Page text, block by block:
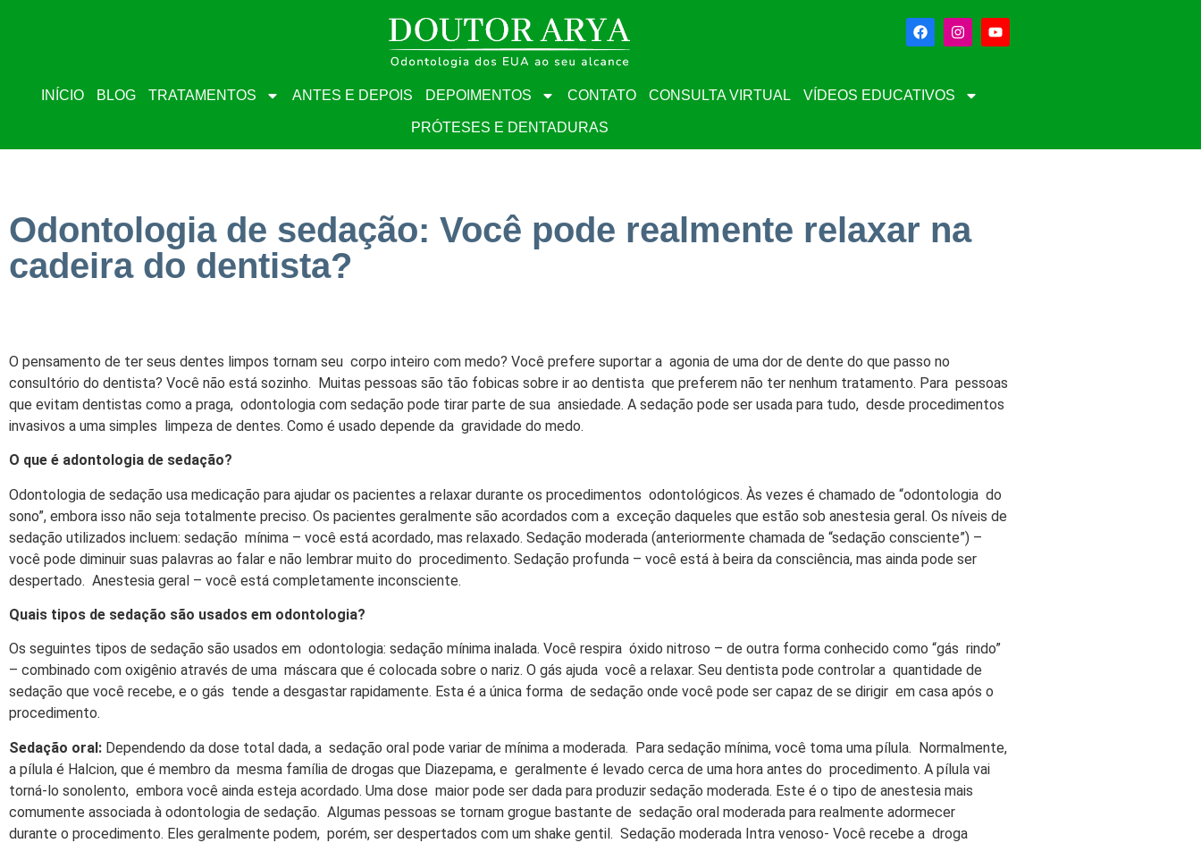
INÍCIO BLOG TRATAMENTOS ANTES E DEPOIS DEPOIMENTOS CONTATO CONSULTA VIRTUAL VÍDEOS EDUCATIVOS
PRÓTESES E DENTADURAS
Odontologia de sedação: Você pode realmente relaxar na
cadeira do dentista?
O pensamento de ter seus dentes limpos tornam seu corpo inteiro com medo? Você prefere suportar a agonia de uma dor de dente do que passo no
consultório do dentista? Você não está sozinho. Muitas pessoas são tão fobicas sobre ir ao dentista que preferem não ter nenhum tratamento. Para pessoas
que evitam dentistas como a praga, odontologia com sedação pode tirar parte de sua ansiedade. A sedação pode ser usada para tudo, desde procedimentos
invasivos a uma simples limpeza de dentes. Como é usado depende da gravidade do medo.
O que é adontologia de sedação?
Odontologia de sedação usa medicação para ajudar os pacientes a relaxar durante os procedimentos odontológicos. Às vezes é chamado de “odontologia do
sono”, embora isso não seja totalmente preciso. Os pacientes geralmente são acordados com a exceção daqueles que estão sob anestesia geral. Os níveis de
sedação utilizados incluem: sedação mínima – você está acordado, mas relaxado. Sedação moderada (anteriormente chamada de “sedação consciente”) –
você pode diminuir suas palavras ao falar e não lembrar muito do procedimento. Sedação profunda – você está à beira da consciência, mas ainda pode ser
despertado. Anestesia geral – você está completamente inconsciente.
Quais tipos de sedação são usados em odontologia?
Os seguintes tipos de sedação são usados em odontologia: sedação mínima inalada. Você respira óxido nitroso – de outra forma conhecido como “gás rindo”
– combinado com oxigênio através de uma máscara que é colocada sobre o nariz. O gás ajuda você a relaxar. Seu dentista pode controlar a quantidade de
sedação que você recebe, e o gás tende a desgastar rapidamente. Esta é a única forma de sedação onde você pode ser capaz de se dirigir em casa após o
procedimento.
Sedação oral: Dependendo da dose total dada, a sedação oral pode variar de mínima a moderada. Para sedação mínima, você toma uma pílula. Normalmente,
a pílula é Halcion, que é membro da mesma família de drogas que Diazepama, e geralmente é levado cerca de uma hora antes do procedimento. A pílula vai
torná-lo sonolento, embora você ainda esteja acordado. Uma dose maior pode ser dada para produzir sedação moderada. Este é o tipo de anestesia mais
comumente associada à odontologia de sedação. Algumas pessoas se tornam grogue bastante de sedação oral moderada para realmente adormecer
durante o procedimento. Eles geralmente podem, porém, ser despertados com um shake gentil. Sedação moderada Intra venoso- Você recebe a droga